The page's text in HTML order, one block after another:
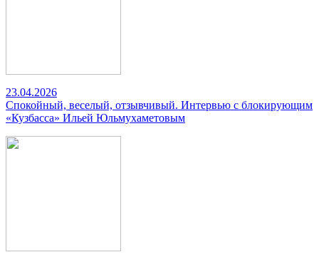
23.04.2026
Спокойный, веселый, отзывчивый. Интервью с блокирующим
«Кузбасса» Ильей Юльмухаметовым